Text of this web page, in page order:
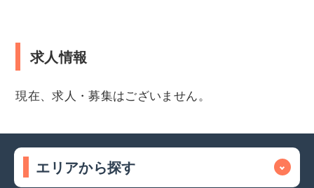
求人情報
現在、求人・募集はございません。
エリアから探す